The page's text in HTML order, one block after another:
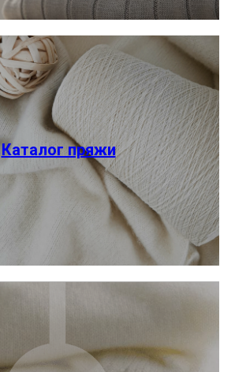
Каталог пряжи